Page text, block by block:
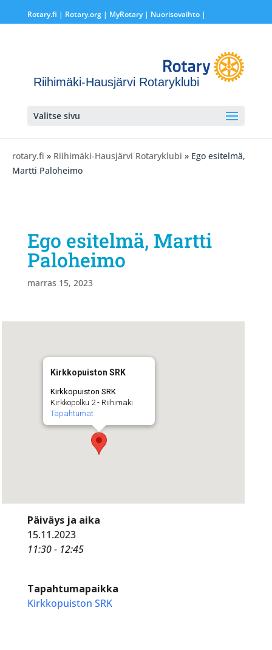
Rotary.fi | Rotary.org| MyRotary | Nuorisovaihto|
Riihimäki-Hausjärvi Rotaryklubi
Valitse sivu
rotary.fi » Riihimäki-Hausjärvi Rotaryklubi » Ego esitelmä,
Martti Paloheimo
Ego esitelmä, Martti
Paloheimo
marras 15, 2023
Kirkkopuiston SRK
Kirkkopuiston SRK
Kirkkopolku 2 - Riihimäki
Tapahtumat
Päiväys ja aika
15.11.2023
11:30 - 12:45
Tapahtumapaikka
Kirkkopuiston SRK